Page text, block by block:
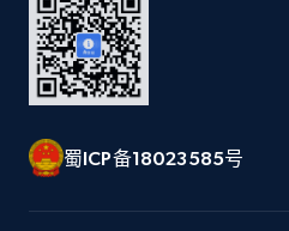
蜀ICP备18023585号